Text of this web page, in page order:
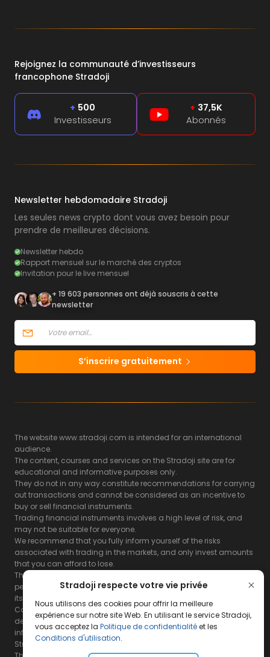
Stradoji respecte votre vie privée
Nous utilisons des cookies pour offrir la meilleure
expérience sur notre site Web. En utilisant le service Stradoji,
vous acceptez la Politique de confidentialitéet les
Conditions d'utilisation.
Rejoignez la communauté d’investisseurs
francophone Stradoji
+ 500
Investisseurs
+ 37,5K
Abonnés
Newsletter hebdomadaire Stradoji
Les seules news crypto dont vous avez besoin pour
prendre de meilleures décisions.
Newsletter hebdo
Rapport mensuel sur le marché des cryptos
Invitation pour le live mensuel
+ 19 603 personnes ont déjà souscris à cette
newsletter
S’inscrire gratuitement
The website www.stradoji.com is intended for an international
audience.
The content, courses and services on the Stradoji site are for
educational and informative purposes only.
They do not in any way constitute recommendations for carrying
out transactions and cannot be considered as an incentive to
buy or sell financial instruments.
Trading financial instruments involves a high level of risk, and
may not be suitable for everyone.
We recommend that you fully inform yourself of the risks
associated with trading in the markets, and only invest amounts
that you can afford to lose.
The Stradoji site does not guarantee the results or the
performance of products based on the information contained on
its site and its servers.
Consequently, the Stradoji site and its publishing company
decline all responsibility in the use that may be made of this
information and the consequences that may result therefrom.
Stradoji Services are not authorized for US citizens or US residents.